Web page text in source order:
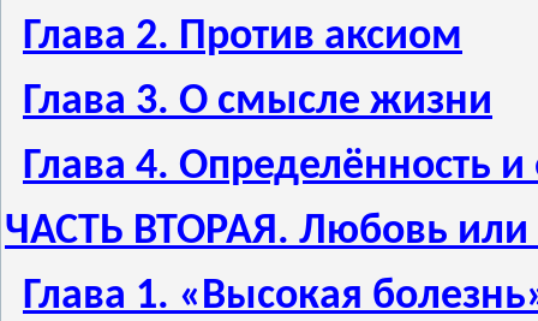
Глава 2. Против аксиом
Глава 3. О смысле жизни
Глава 4. Определённость
ЧАСТЬ ВТОРАЯ. Любовь или
Глава 1. «Высокая